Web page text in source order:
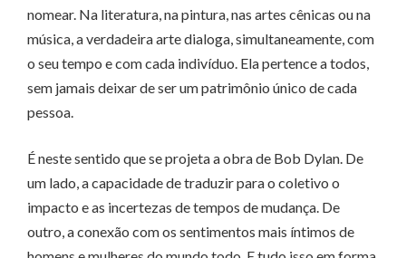
nomear. Na literatura, na pintura, nas artes cênicas ou na
música, a verdadeira arte dialoga, simultaneamente, com
o seu tempo e com cada indivíduo. Ela pertence a todos,
sem jamais deixar de ser um patrimônio único de cada
pessoa.
É neste sentido que se projeta a obra de Bob Dylan. De
um lado, a capacidade de traduzir para o coletivo o
impacto e as incertezas de tempos de mudança. De
outro, a conexão com os sentimentos mais íntimos de